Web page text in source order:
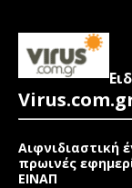
Αιφνιδιαστική
πρωινές
ΕΙΝΑΠ